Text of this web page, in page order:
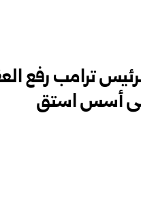
ترامب رفع
أسس استق